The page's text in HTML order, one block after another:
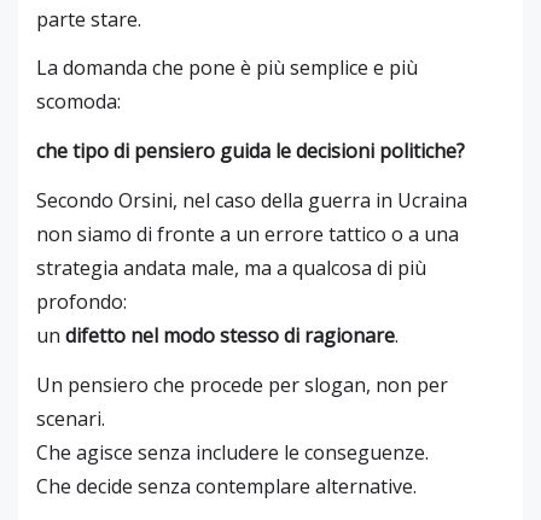
parte stare.
La domanda che pone è più semplice e più
scomoda:
che tipo di pensiero guida le decisioni politiche?
Secondo Orsini, nel caso della guerra in Ucraina
non siamo di fronte a un errore tattico o a una
strategia andata male, ma a qualcosa di più
profondo:
un difetto nel modo stesso di ragionare.
Un pensiero che procede per slogan, non per
scenari.
Che agisce senza includere le conseguenze.
Che decide senza contemplare alternative.